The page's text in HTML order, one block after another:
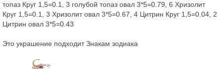
топаз Круг 1,5=0.1, 3 голубой топаз овал 3*5=0.79, 6 Хризолит
Круг 1,5=0.1, 3 Хризолит овал 3*5=0.67, 4 Цитрин Круг 1,5=0.04, 2
Цитрин овал 3*5=0.43
Это украшение подходит Знакам зодиака